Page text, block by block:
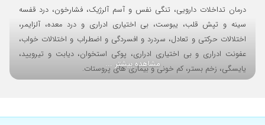
نوار مغزی ۱۴۰۳/۱۱/۲۰
بسیار با ح ۱۴۰۳/۰۵/۱۷
دکترخیلی خوبی هستن ۱۴۰۲/۰۷/۲۶
رفتار عالی و حرفه ای با حوصله و بسیار مجرب
انسان خوبی است ۱۴۰۱/۰۲/۰۶
یک جلسه جهت چکاب مادر ۱۴۰۳/۰۸/۱۹
درمان تداخلات دارویی، تنگی نفس و آسم آلرژیک، فشارخون، درد قفسه
سینه و تپش قلب، یبوست، بی اختیاری ادراری و درد معده، آلزایمر،
اختلالات حرکتی و تعادل، سردرد و افسردگی و اضطراب و اختلالات خواب،
عفونت ادراری و بی اختیاری ادراری، پوکی استخوان، دیابت و تیرویید،
یایسگی، زخم بستر، کم خونی و بیماری های پروستات.
مشاهده بیشتر ...